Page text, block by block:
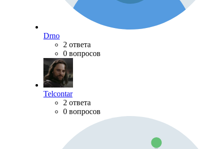
Drno
2 ответа
0 вопросов
Telcontar
2 ответа
0 вопросов